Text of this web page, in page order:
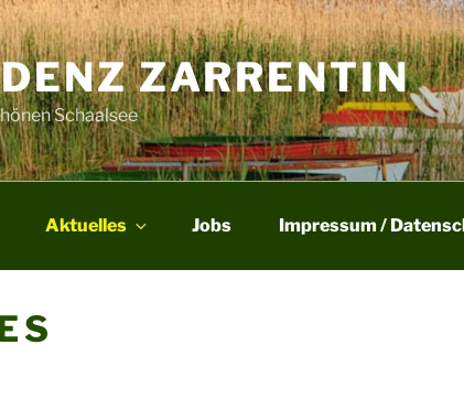
ZARRENTIN
Schaalsee
Aktuelles Jobs Impressum /